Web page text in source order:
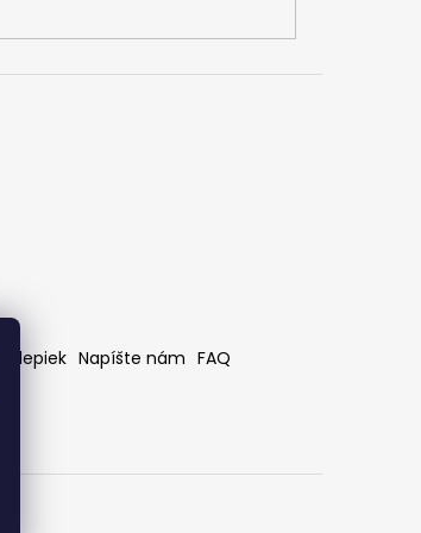
nálepiek Napíšte nám FAQ